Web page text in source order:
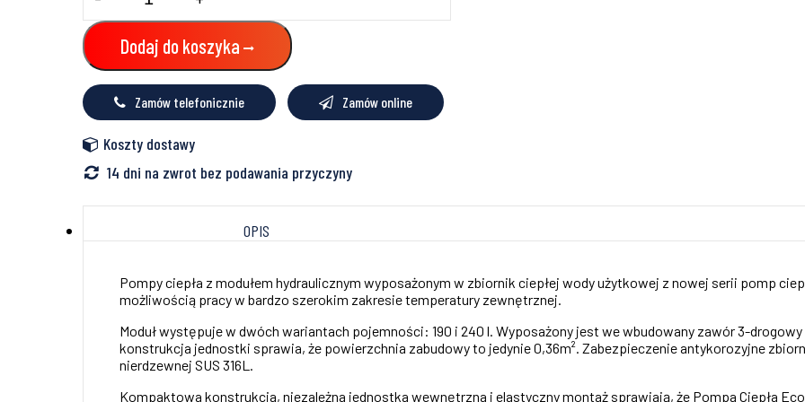
pompa
ciepła
6kW
KMK-
190L-
100RY1
KHA-
06RY1
Kaisai
Dodaj do koszyka
Zamów telefonicznie Zamów online
Koszty dostawy
14 dni na zwrot bez podawania przyczyny
OPIS
Pompy ciepła z modułem hydraulicznym wyposażonym w zbiornik ciepłej wody użytkowej z nowej serii pomp
możliwością pracy w bardzo szerokim zakresie temperatury zewnętrznej.
Moduł występuje w dwóch wariantach pojemności: 190 i 240 l. Wyposażony jest we wbudowany zawór 3-
konstrukcja jednostki sprawia, że powierzchnia zabudowy to jedynie 0,36m². Zabezpieczenie antykorozyjne
nierdzewnej SUS 316L.
Kompaktowa konstrukcja, niezależna jednostka wewnętrzna i elastyczny montaż sprawiają, że Pompa Ciepła